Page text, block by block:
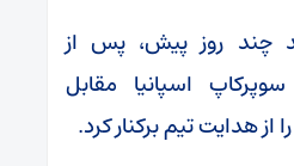
چند روز پیش، پس از
اسپانیا مقابل
از هدایت تیم برکنار کرد.